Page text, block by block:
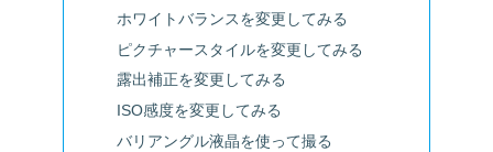
ホワイトバランスを変更してみる
ピクチャースタイルを変更してみる
露出補正を変更してみる
ISO感度を変更してみる
バリアングル液晶を使って撮る